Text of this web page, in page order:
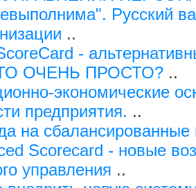
Русский
..
-
ОЧЕНЬ ПРОСТО? ..
экономические
предприятия. ..
на сбалансированные
Scorecard - новые
управления ..